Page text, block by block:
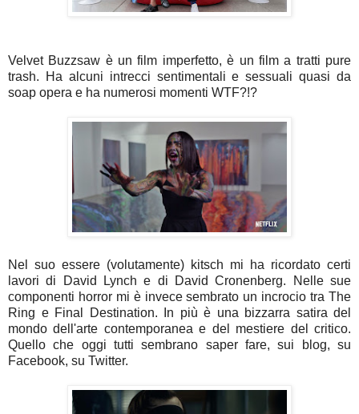
Velvet Buzzsaw è un film imperfetto, è un film a tratti pure
trash. Ha alcuni intrecci sentimentali e sessuali quasi da
soap opera e ha numerosi momenti WTF?!?
Nel suo essere (volutamente) kitsch mi ha ricordato certi
lavori di David Lynch e di David Cronenberg. Nelle sue
componenti horror mi è invece sembrato un incrocio tra The
Ring e Final Destination. In più è una bizzarra satira del
mondo dell'arte contemporanea e del mestiere del critico.
Quello che oggi tutti sembrano saper fare, sui blog, su
Facebook, su Twitter.